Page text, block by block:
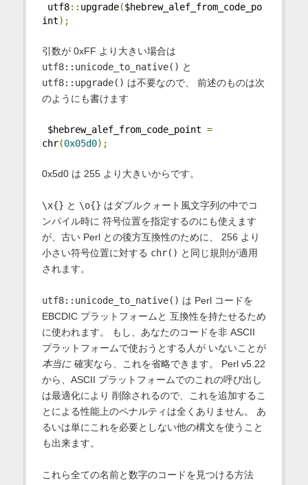
utf8:: upgrade($hebrew_alef_from_code_po
int);
引数が 0xFF より大きい場合は
utf8::unicode_to_native() と
utf8::upgrade() は不要なので、 前述のものは次
のようにも書けます
$hebrew_alef_from_code_point =
chr(0x05d0);
0x5d0 は 255 より大きいからです。
\x{} と \o{} はダブルクォート風文字列の中でコ
ンパイル時に 符号位置を指定するのにも使えます
が、古い Perl との後方互換性のために、 256 より
小さい符号位置に対する chr() と同じ規則が適用
されます。
utf8::unicode_to_native() は Perl コードを
EBCDIC プラットフォームと 互換性を持たせるため
に使われます。 もし、あなたのコードを非 ASCII
プラットフォームで使おうとする人が いないことが
本当に確実なら、これを省略できます。 Perl v5.22
から、ASCII プラットフォームでのこれの呼び出し
は最適化により 削除されるので、これを追加するこ
とによる性能上のペナルティは全くありません。 あ
るいは単にこれを必要としない他の構文を使うこと
も出来ます。
これら全ての名前と数字のコードを見つける方法